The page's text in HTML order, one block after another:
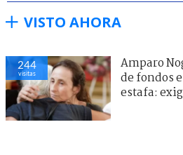
VISTO AHORA
244
visitas
Amparo
de fondos
estafa: